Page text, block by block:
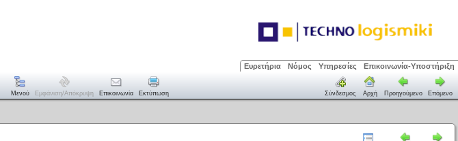
Ευρετήρια Νόμος Υπηρεσίες Επικοινωνία-Υποστήριξη
Μενού Εμφάνιση/απόκρυψη Επικοινωνία Εκτύπωση Σύνδεσμος Αρχή Προηγούμενο Επόμενο